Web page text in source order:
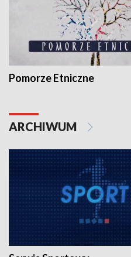
Pomorze Etniczne
ARCHIWUM